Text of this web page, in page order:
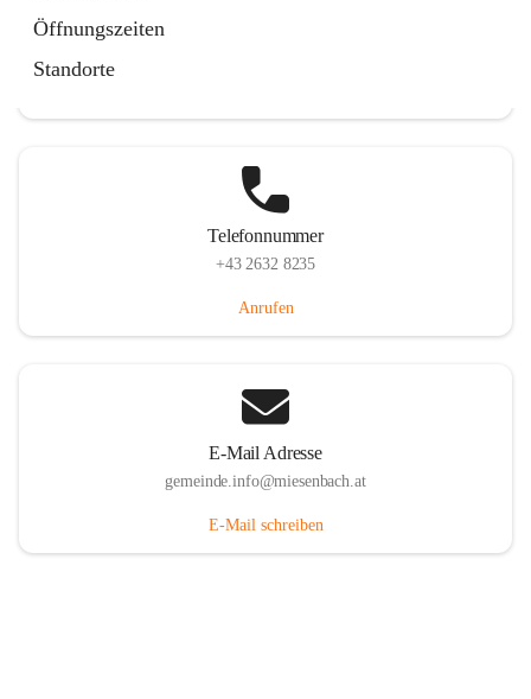
Öffnungszeiten
Standorte
Telefonnummer
+43 2632 8235
Anrufen
E-Mail Adresse
gemeinde.info@miesenbach.at
E-Mail schreiben